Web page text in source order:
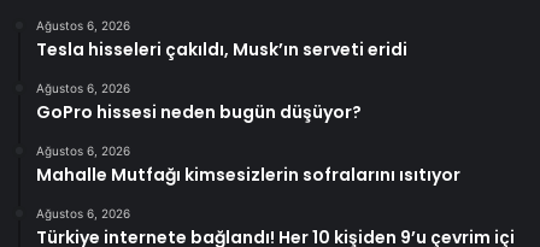
Ağustos 6, 2026
Tesla hisseleri çakıldı, Musk’ın serveti eridi
Ağustos 6, 2026
GoPro hissesi neden bugün düşüyor?
Ağustos 6, 2026
Mahalle Mutfağı kimsesizlerin sofralarını ısıtıyor
Ağustos 6, 2026
Türkiye internete bağlandı! Her 10 kişiden 9’u çevrim içi